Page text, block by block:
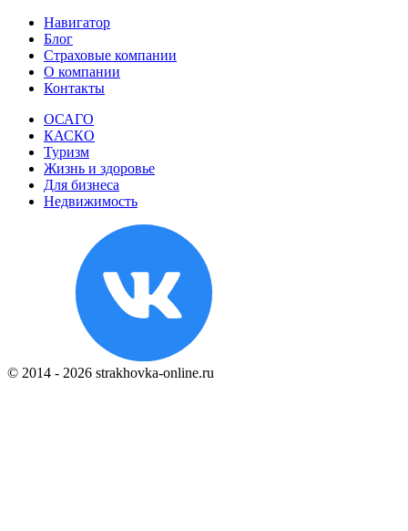
Навигатор
Блог
Страховые компании
О компании
Контакты
ОСАГО
КАСКО
Туризм
Жизнь и здоровье
Для бизнеса
Недвижимость
© 2014 - 2026 strakhovka-online.ru